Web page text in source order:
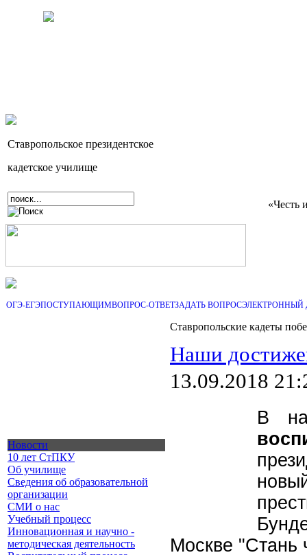
Ставропольское президентское
кадетское училище
«Честь
ОГЭ-ЕГЭПОСТУПАЮЩИМВОПРОС-ОТВЕТЗАДАТЬ ВОПРОСЭЛЕКТРОННЫЙ
Новости
10 лет СтПКУ
Об училище
Сведения об образовательной
организации
СМИ о нас
Учебный процесс
Инновационная и научно -
методическая деятельность
Ставропольские кадеты
Наши
13.09.2018
В
Москве "Стань